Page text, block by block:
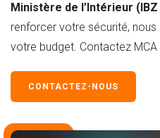
Ministère de l’Intérieur (IBZ
renforcer votre sécurité,
votre budget. Contactez
CONTACTEZ-NOUS